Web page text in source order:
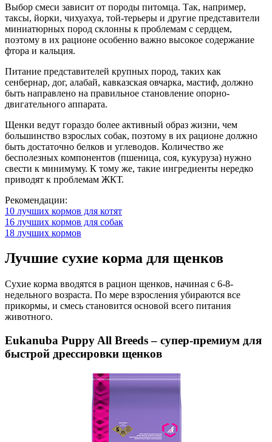
Выбор смеси зависит от породы питомца. Так, например,
таксы, йорки, чихуахуа, той-терьеры и другие представители
миниатюрных пород склонны к проблемам с сердцем,
поэтому в их рационе особенно важно высокое содержание
фтора и кальция.
Питание представителей крупных пород, таких как
сенбернар, дог, алабай, кавказская овчарка, мастиф, должно
быть направлено на правильное становление опорно-
двигательного аппарата.
Щенки ведут гораздо более активный образ жизни, чем
большинство взрослых собак, поэтому в их рационе должно
быть достаточно белков и углеводов. Количество же
бесполезных компонентов (пшеница, соя, кукуруза) нужно
свести к минимуму. К тому же, такие ингредиенты нередко
приводят к проблемам ЖКТ.
Рекомендации:
10 лучших кормов для котят
16 лучших кормов для собак
18 лучших кормов
Лучшие сухие корма для щенков
Сухие корма вводятся в рацион щенков, начиная с 6-8-
недельного возраста. По мере взросления убираются все
прикормы, и смесь становится основой всего питания
животного.
Eukanuba Puppy All Breeds – супер-премиум для
быстрой дрессировки щенков